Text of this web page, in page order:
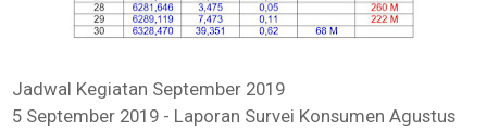
Jadwal Kegiatan September 2019
5 September 2019 - Laporan Survei Konsumen Agustus